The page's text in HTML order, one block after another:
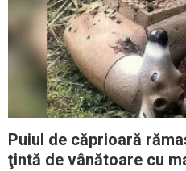
Puiul de căprioară
ţintă de vânătoare cu